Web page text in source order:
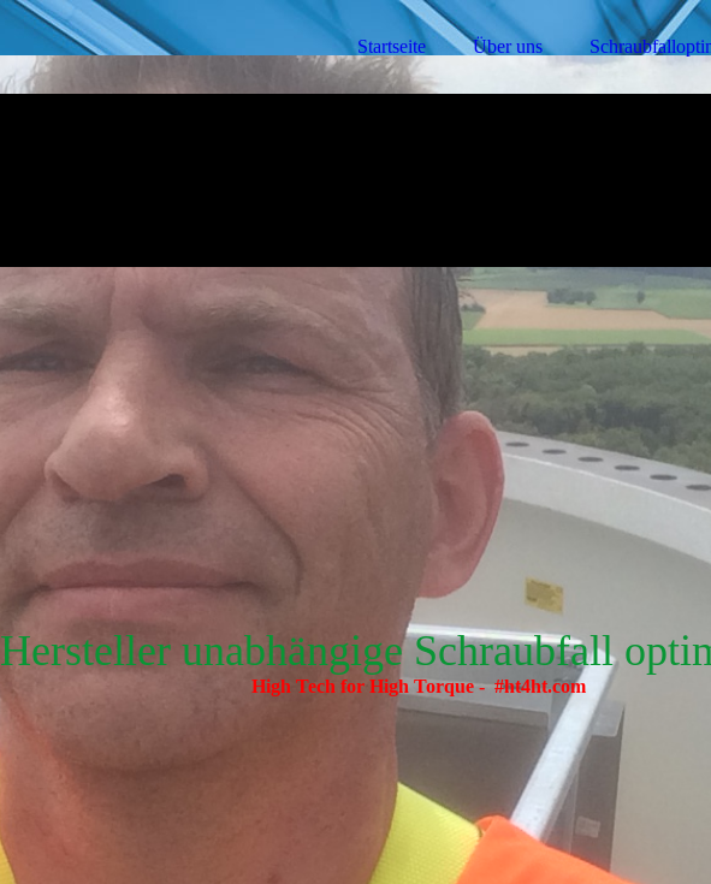
Startseite Über uns
Hersteller unabhängige Schraubfall
High Tech for High Torque - #ht4ht.com